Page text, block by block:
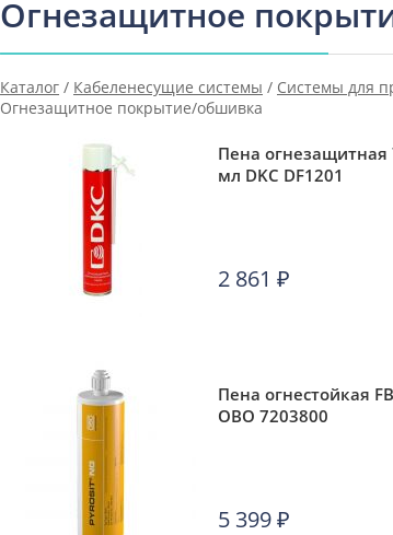
Огнезащитное
Каталог / Кабеленесущие системы / Системы для
Огнезащитное покрытие/обшивка
Пена огнезащитная
мл DKC DF1201
2 861₽
Пена огнестойкая
OBO 7203800
5 399₽